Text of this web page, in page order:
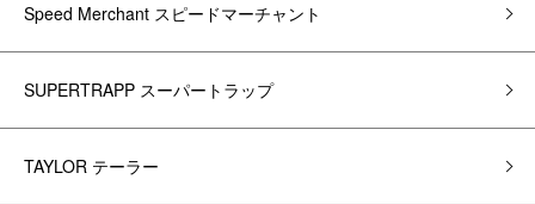
Speed Merchant スピードマーチャント
SUPERTRAPP スーパートラップ
TAYLOR テーラー